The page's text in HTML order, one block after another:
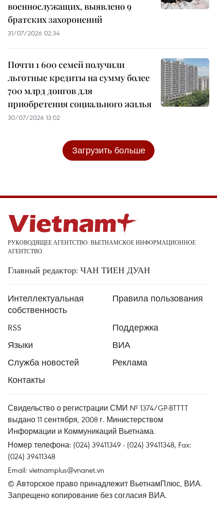
военнослужащих, выявлено 9
братских захоронений
31/07/2026 02:34
Почти 1 600 семей получили
льготные кредиты на сумму более
700 млрд донгов для
приобретения социального жилья
30/07/2026 13:02
Загрузить больше
РУКОВОДЯЩЕЕ АГЕНТСТВО: ВЬЕТНАМСКОЕ ИНФОРМАЦИОННОЕ
АГЕНТСТВО
Главный редактор: ЧАН ТИЕН ДУАН
Интеллектуальная
собственность
Правила пользования
RSS
Поддержка
Языки
ВИА
Служба новостей
Реклама
Контакты
Свидельство о регистрации СМИ № 1374/GP-BTTTT
выдано 11 сентября, 2008 г. Министерством
Информации и Коммуникаций Вьетнама.
Номер телефона: (024) 39411349 - (024) 39411348, Fax:
(024) 39411348
Email: vietnamplus@vnanet.vn
© Авторское право принадлежит ВьетнамПлюс, ВИА.
Запрещено копирование без согласия ВИА.